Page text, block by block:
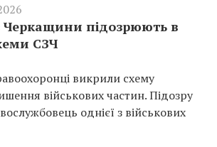
Черкащини підозрюють в
СЗЧ
викрили схему
військових частин. Підозру
однієї з військових